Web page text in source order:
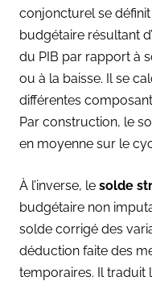
conjoncturel se
budgétaire résultant
du PIB par rapport à
ou à la baisse. Il se
différentes
Par construction, le
en moyenne sur le
À l’inverse, le solde
budgétaire non
solde corrigé des
déduction faite des
temporaires. Il traduit